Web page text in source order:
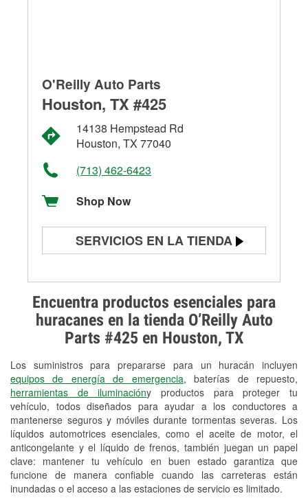
Encuentra productos esenciales para
huracanes en la tienda O’Reilly Auto
Parts #425 en Houston, TX
Los suministros para prepararse para un huracán incluyen
equipos de energía de emergencia, baterías de repuesto,
herramientas de iluminacióny productos para proteger tu
vehículo, todos diseñados para ayudar a los conductores a
mantenerse seguros y móviles durante tormentas severas. Los
líquidos automotrices esenciales, como el aceite de motor, el
anticongelante y el líquido de frenos, también juegan un papel
clave: mantener tu vehículo en buen estado garantiza que
funcione de manera confiable cuando las carreteras están
inundadas o el acceso a las estaciones de servicio es limitado.
O'Reilly Auto Parts
Houston, TX #425
14138 Hempstead Rd
Houston, TX 77040
(713) 462-6423
Shop Now
SERVICIOS EN LA TIENDA
Prueba de alternadores y
arrancadores
Revisión de la luz "Check Engine"
Reciclaje de baterías y aceite
Instalación de bombillas de faros
Instalación de limpiaparabrisas
Programa de Préstamo de
Herramientas
Rectificación de tambores y discos de